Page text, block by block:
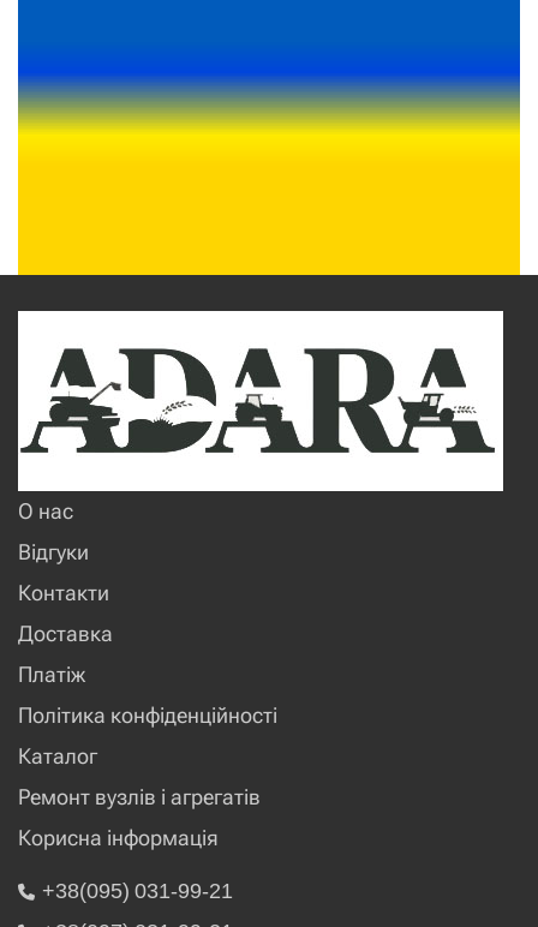
О нас
Відгуки
Контакти
Доставка
Платіж
Політика конфіденційності
Каталог
Ремонт вузлів і агрегатів
Корисна інформація
+38(095) 031-99-21